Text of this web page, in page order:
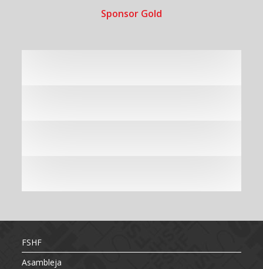
Sponsor Gold
FSHF
Asambleja